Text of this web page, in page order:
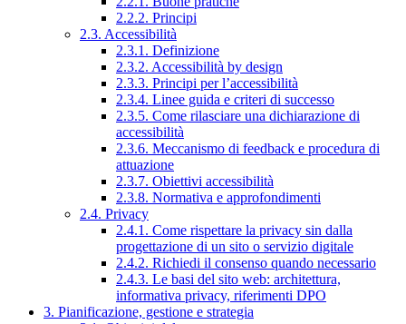
2.2.2. Principi
2.3. Accessibilità
2.3.1. Definizione
2.3.2. Accessibilità by design
2.3.3. Principi per l’accessibilità
2.3.4. Linee guida e criteri di successo
2.3.5. Come rilasciare una dichiarazione di
accessibilità
2.3.6. Meccanismo di feedback e procedura di
attuazione
2.3.7. Obiettivi accessibilità
2.3.8. Normativa e approfondimenti
2.4. Privacy
2.4.1. Come rispettare la privacy sin dalla
progettazione di un sito o servizio digitale
2.4.2. Richiedi il consenso quando necessario
2.4.3. Le basi del sito web: architettura,
informativa privacy, riferimenti DPO
3. Pianificazione, gestione e strategia